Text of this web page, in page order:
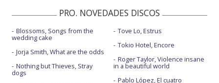
PRO. NOVEDADES DISCOS
Blossoms, Songs from the
wedding cake
Jorja Smith, What are the odds
Nothing but Thieves, Stray
dogs
Tove Lo, Estrus
Tokio Hotel, Encore
Roger Taylor, Violence insane
in a beautiful world
Pablo López, El cuatro